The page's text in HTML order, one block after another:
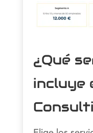
¿Qué
incluye